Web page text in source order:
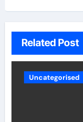
Related Post
Uncategorised